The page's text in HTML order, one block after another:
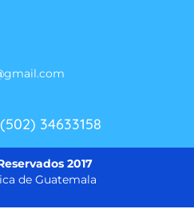
34633158
2017
de Guatemala